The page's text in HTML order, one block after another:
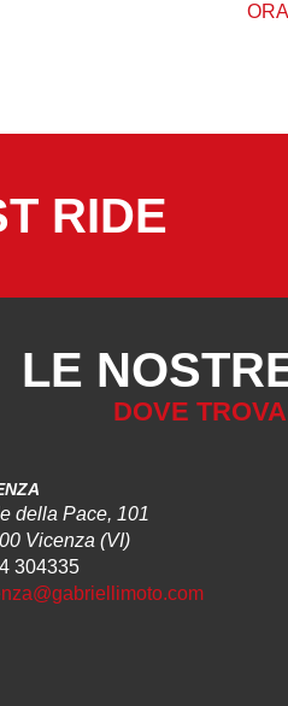
RIDE
LE
DOVE
della Pace, 101
Vicenza (VI)
304335